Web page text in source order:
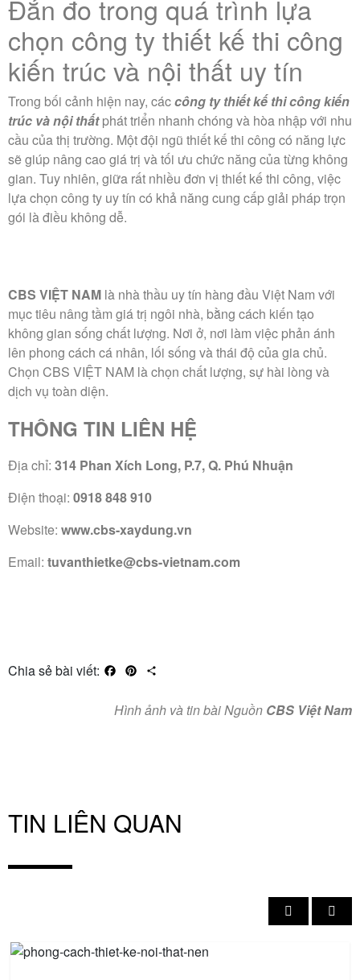
Đắn đo trong quá trình lựa
chọn công ty thiết kế thi công
kiến trúc và nội thất uy tín
Trong bối cảnh hiện nay, cáccông ty thiết kế thi công kiến
trúc và nội thấtphát triển nhanh chóng và hòa nhập với nhu
cầu của thị trường. Một đội ngũ thiết kế thi công có năng lực
sẽ giúp nâng cao giá trị và tối ưu chức năng của từng không
gian. Tuy nhiên, giữa rất nhiều đơn vị thiết kế thi công, việc
lựa chọn công ty uy tín có khả năng cung cấp giải pháp trọn
gói là điều không dễ.
CBS VIỆT NAM là nhà thầu uy tín hàng đầu Việt Nam với
mục tiêu nâng tầm giá trị ngôi nhà, bằng cách kiến tạo
không gian sống chất lượng. Nơi ở, nơi làm việc phản ánh
lên phong cách cá nhân, lối sống và thái độ của gia chủ.
Chọn CBS VIỆT NAM là chọn chất lượng, sự hài lòng và
dịch vụ toàn diện.
THÔNG TIN LIÊN HỆ
Địa chỉ: 314 Phan Xích Long, P.7, Q. Phú Nhuận
Điện thoại: 0918 848 910
Website: www.cbs-xaydung.vn
Email: tuvanthietke@cbs-vietnam.com
Chia sẻ bài viết: FacebookPinterest
Hình ảnh và tin bài Nguồn CBS Việt Nam
TIN LIÊN QUAN